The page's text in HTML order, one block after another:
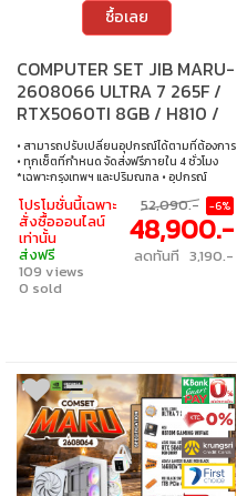
ซื้อเลย
COMPUTER SET JIB MARU-
2608066 ULTRA 7 265F /
RTX5060TI 8GB / H810 /
16GB DDR5 / M.2 1TB
• สามารถปรับเปลี่ยนอุปกรณ์ได้ตามที่ต้องการ
• ทุกเซ็ตที่กำหนด จัดส่งฟรีภายใน 4 ชั่วโมง
*เฉพาะกรุงเทพฯ และปริมณฑล • อุปกรณ์
คอมพิวเตอร์เสียภายใน 30 วัน นับจากวันซื้อ
เปลี่ยนอุปกรณ์คอมพิวเตอร์ใหม่ให้ทันที
ภายใน 24 ชั่วโมง เฉพาะซื้อผ่าน JIB Online
เท่านั้น (เงื่อนไขเป็นไปตามที่กำหนด) • ผ่อน
สบายๆ 0% นาน 10 เดือน ทุกเซ็ต • บริการ
ซ่อมและตรวจเช็คอาการ ฟรี! ได้ที่เจไอบีกว่า 140
สาขา ทั่วประเทศ
โปรโมชั่นนี้เฉพาะ
สั่งซื้อออนไลน์
เท่านั้น
ส่งฟรี
109 views
0 sold
52,090.- -6%
48,900.-
ลดทันที 3,190.-